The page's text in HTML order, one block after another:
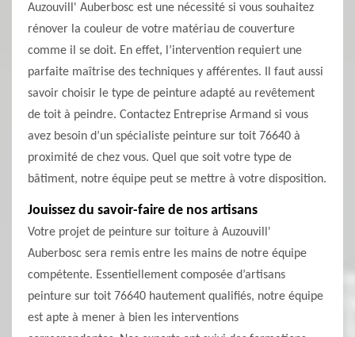
Auzouvill' Auberbosc est une nécessité si vous souhaitez
rénover la couleur de votre matériau de couverture
comme il se doit. En effet, l’intervention requiert une
parfaite maîtrise des techniques y afférentes. Il faut aussi
savoir choisir le type de peinture adapté au revêtement
de toit à peindre. Contactez Entreprise Armand si vous
avez besoin d’un spécialiste peinture sur toit 76640 à
proximité de chez vous. Quel que soit votre type de
bâtiment, notre équipe peut se mettre à votre disposition.
Jouissez du savoir-faire de nos artisans
Votre projet de peinture sur toiture à Auzouvill'
Auberbosc sera remis entre les mains de notre équipe
compétente. Essentiellement composée d’artisans
peinture sur toit 76640 hautement qualifiés, notre équipe
est apte à mener à bien les interventions